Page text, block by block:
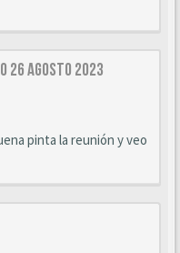
26 Agosto 2023
pinta la reunión y veo